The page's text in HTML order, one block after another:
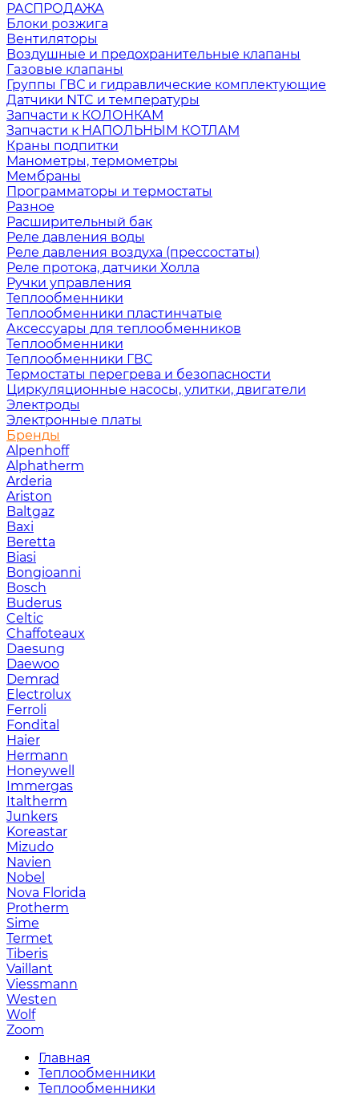
РАСПРОДАЖА
Блоки розжига
Вентиляторы
Воздушные и предохранительные клапаны
Газовые клапаны
Группы ГВС и гидравлические комплектующие
Датчики NTC и температуры
Запчасти к КОЛОНКАМ
Запчасти к НАПОЛЬНЫМ КОТЛАМ
Краны подпитки
Манометры, термометры
Мембраны
Программаторы и термостаты
Разное
Расширительный бак
Реле давления воды
Реле давления воздуха (прессостаты)
Реле протока, датчики Холла
Ручки управления
Теплообменники
Теплообменники пластинчатые
Аксессуары для теплообменников
Теплообменники
Теплообменники ГВС
Термостаты перегрева и безопасности
Циркуляционные насосы, улитки, двигатели
Электроды
Электронные платы
Бренды
Alpenhoff
Alphatherm
Arderia
Ariston
Baltgaz
Baxi
Beretta
Biasi
Bongioanni
Bosch
Buderus
Celtic
Chaffoteaux
Daesung
Daewoo
Demrad
Electrolux
Ferroli
Fondital
Haier
Hermann
Honeywell
Immergas
Italtherm
Junkers
Koreastar
Mizudо
Navien
Nobel
Nova Florida
Protherm
Sime
Termet
Tiberis
Vaillant
Viessmann
Westen
Wolf
Zoom
Главная
Теплообменники
Теплообменники